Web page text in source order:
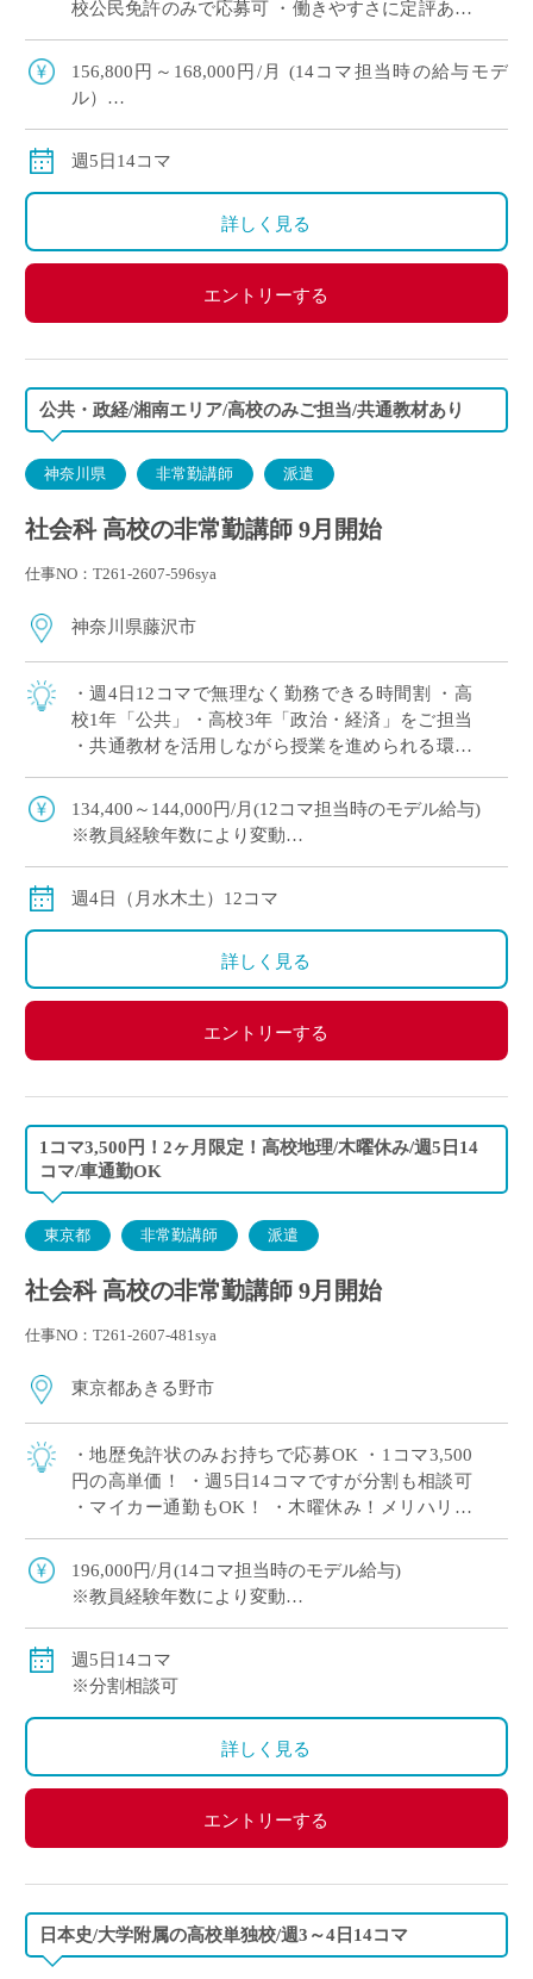
校公民免許のみで応募可 ・働きやすさに定評あり
156,800円～168,000円/月 (14コマ担当時の給与モデ
ル）
週5日14コマ
詳しく見る
エントリーする
公共・政経/湘南エリア/高校のみご担当/共通教材あり
神奈川県 非常勤講師 派遣
社会科 高校の非常勤講師 9月開始
仕事NO：T261-2607-596sya
神奈川県藤沢市
・週4日12コマで無理なく勤務できる時間割 ・高
校1年「公共」・高校3年「政治・経済」をご担当
・共通教材を活用しながら授業を進められる環境
・大学附属校ならではの落ち着いた […]
134,400～144,000円/月(12コマ担当時のモデル給与)
※教員経験年数により変動
週4日（月水木土）12コマ
詳しく見る
エントリーする
1コマ3,500円！2ヶ月限定！高校地理/木曜休み/週5日14
コマ/車通勤OK
東京都 非常勤講師 派遣
社会科 高校の非常勤講師 9月開始
仕事NO：T261-2607-481sya
東京都あきる野市
・地歴免許状のみお持ちで応募OK ・1コマ3,500
円の高単価！ ・週5日14コマですが分割も相談可
・マイカー通勤もOK！ ・木曜休み！メリハリを
すが、状況により更新の可 […]
196,000円/月(14コマ担当時のモデル給与)
※教員経験年数により変動
週5日14コマ
※分割相談可
詳しく見る
エントリーする
日本史/大学附属の高校単独校/週3～4日14コマ